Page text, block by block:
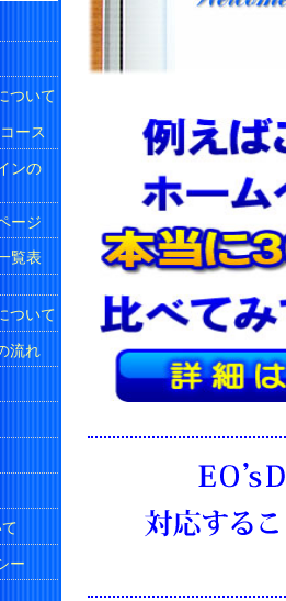
ついて
ース
ンの
ージ
覧表
ついて
流れ
ー